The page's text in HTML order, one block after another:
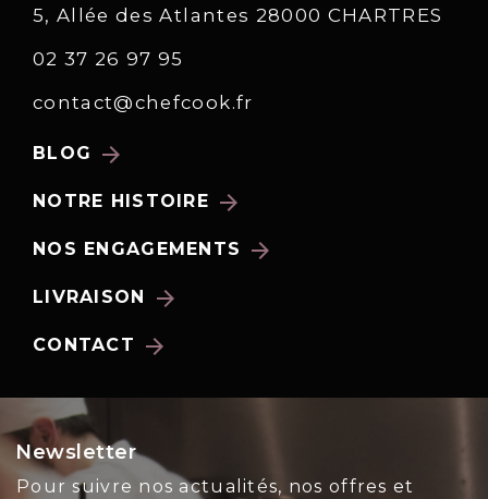
5, Allée des Atlantes 28000 CHARTRES
02 37 26 97 95
contact@chefcook.fr
BLOG arrow_forward
NOTRE HISTOIRE arrow_forward
NOS ENGAGEMENTS arrow_forward
LIVRAISON arrow_forward
CONTACT arrow_forward
Newsletter
Pour suivre nos actualités, nos offres et